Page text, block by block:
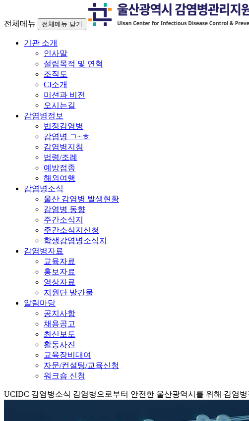
전체메뉴 전체메뉴 닫기
기관 소개
인사말
설립목적 및 연혁
조직도
CI소개
미션과 비전
오시는길
감염병정보
법정감염병
감염병 ㄱ~ㅎ
감염병지침
법령/조례
예방접종
해외여행
감염병소식
울산 감염병 발생현황
감염병 동향
주간소식지
주간소식지신청
학생감염병소식지
감염병자료
교육자료
홍보자료
영상자료
지원단 발간물
알림마당
공지사항
채용공고
최신보도
활동사진
교육장비대여
자문/컨설팅/교육신청
워크숍 신청
UCIDC 감염병소식 감염병으로부터 안전한 울산광역시를 위해 감염